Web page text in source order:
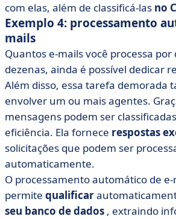
com elas, além de classificá-las no
Exemplo 4: processamento
mails
Quantos e-mails você processa por
dezenas, ainda é possível dedicar
Além disso, essa tarefa demorada
envolver um ou mais agentes.
mensagens podem ser
eficiência. Ela fornece respostas
solicitações que podem ser
automaticamente.
O processamento automático de
permite qualificar
seu banco de dados , extraindo